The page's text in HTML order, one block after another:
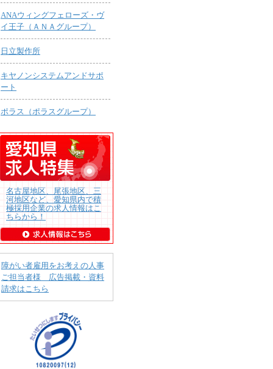
ANAウィングフェローズ・ヴ
イ王子（ＡＮＡグループ）
日立製作所
キヤノンシステムアンドサポ
ート
ポラス（ポラスグループ）
名古屋地区、尾張地区、三
河地区など、愛知県内で積
極採用企業の求人情報はこ
ちらから！
障がい者雇用をお考えの人事
ご担当者様 広告掲載・資料
請求はこちら